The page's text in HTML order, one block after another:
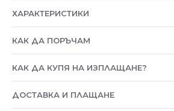
ХАРАКТЕРИСТИКИ
КАК ДА ПОРЪЧАМ
КАК ДА КУПЯ НА ИЗПЛАЩАНЕ?
ДОСТАВКА И ПЛАЩАНЕ